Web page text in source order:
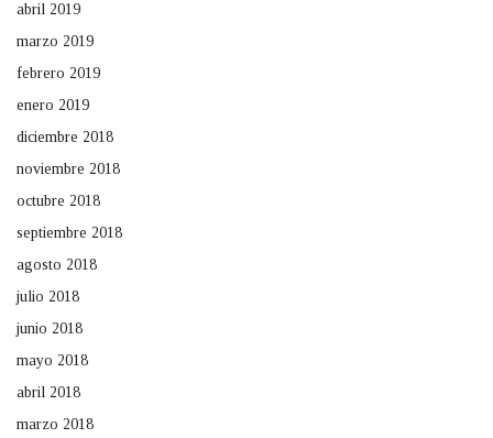
abril 2019
marzo 2019
febrero 2019
enero 2019
diciembre 2018
noviembre 2018
octubre 2018
septiembre 2018
agosto 2018
julio 2018
junio 2018
mayo 2018
abril 2018
marzo 2018